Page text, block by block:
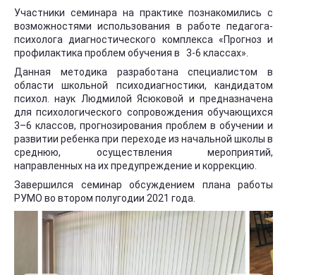
Участники семинара на практике познакомились с
возможностями использования в работе педагога-
психолога диагностического комплекса «Прогноз и
профилактика проблем обучения в 3-6 классах».
Данная методика разработана специалистом в
области школьной психодиагностики, кандидатом
психол. наук Людмилой Ясюковой и предназначена
для психологического сопровождения обучающихся
3–6 классов, прогнозирования проблем в обучении и
развитии ребенка при переходе из начальной школы в
среднюю, осуществления мероприятий,
направленных на их предупреждение и коррекцию.
Завершился семинар обсуждением плана работы
РУМО во втором полугодии 2021 года.